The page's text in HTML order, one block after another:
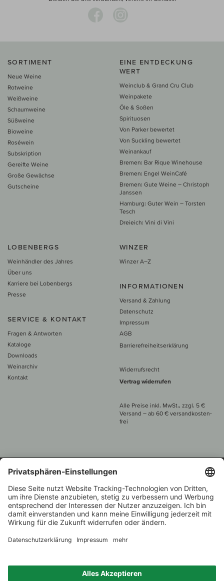
SORTIMENT
Neue Weine
Rotweine
Weißweine
Schaumweine
Süßweine
Bioweine
Roséwein
Subskription
Gereifte Weine
Große Gewächse
Gutscheine
EINE ENTDECKUNG
WERT
Weinclub & Grand Cru Club
Weinpakete
Öle & Soßen
Spirituosen
Von Parker bewertet
Von Suckling bewertet
Weinankauf
Bremen: Bar Rique Winehouse
Bremen: Engel WeinCafé
Bremen: Gute Weine – Christoph
Janssen
Hamburg: Guter Wein – Torsten
Tesch
Dreieich: Vini di Vini
LOBENBERGS
Weinhändler des Jahres
Über uns
Karriere bei Lobenbergs
Presse
SERVICE & KONTAKT
Fragen & Antworten
Kataloge
Downloads
Weinarchiv
Kontakt
WINZER
Winzer A–Z
INFORMATIONEN
Versand & Zahlung
Datenschutz
Impressum
AGB
Barrierefreiheitserklärung
Widerrufsrecht
Vertrag widerrufen
Alle Preise inkl. MwSt., zzgl. 5 €
Versand – ab 60 € versand­kosten­
frei
Beratung unter
+49 421 696 797-0
1.000 Winzer –
Über 7.000 Weine
Weinhändler
des Jahres 2022